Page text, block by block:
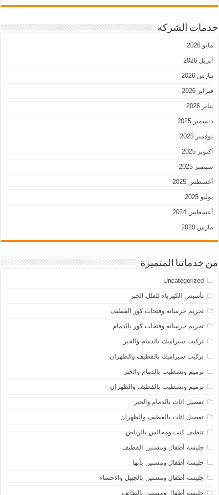
خدمات الشركه
مايو 2026
أبريل 2026
مارس 2026
فبراير 2026
يناير 2026
ديسمبر 2025
نوفمبر 2025
أكتوبر 2025
سبتمبر 2025
أغسطس 2025
يوليو 2025
أغسطس 2024
مارس 2020
من خدماتنا المتميزة
Uncategorized
تأسيس الكهرباء للفلل الخبر
تخريم خرسانه وفتحات كور القطيف
تخريم خرسانه وفتحات كور بالدمام
تركيب سيراميك بالدمام والخبر
تركيب سيراميك بالقطيف والظهران
ترميم وتشطيب بالدمام والخبر
ترميم وتشطيب بالقطيف والظهران
تفصيل اثاث بالدمام والخبر
تفصيل اثاث بالقطيف والظهران
تنظيف كنب ومجالس بالرياض
جليسة أطفال ومسنين القطيف
جليسة أطفال ومسنين بأبها
جليسة أطفال ومسنين بالجبيل والاحساء
جليسة أطفال ومسنين بالطائف